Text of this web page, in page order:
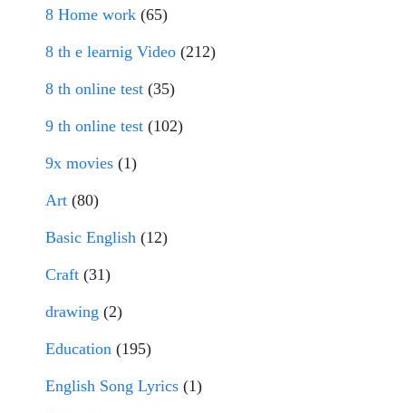
8 Home work (65)
8 th e learnig Video (212)
8 th online test (35)
9 th online test (102)
9x movies (1)
Art (80)
Basic English (12)
Craft (31)
drawing (2)
Education (195)
English Song Lyrics (1)